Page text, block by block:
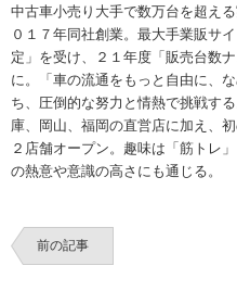
中古車小売り大手で数万台を超え
０１７年同社創業。最大手業販サ
定」を受け、２１年度「販売台数
に。「車の流通をもっと自由に、
ち、圧倒的な努力と情熱で挑戦す
庫、岡山、福岡の直営店に加え、
２店舗オープン。趣味は「筋トレ
の熱意や意識の高さにも通じる。
前の記事